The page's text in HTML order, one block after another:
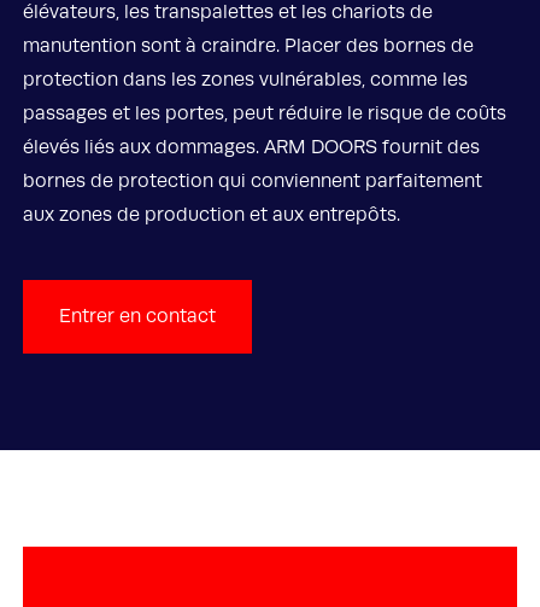
élévateurs, les transpalettes et les chariots de
manutention sont à craindre. Placer des bornes de
protection dans les zones vulnérables, comme les
passages et les portes, peut réduire le risque de coûts
élevés liés aux dommages. ARM DOORS fournit des
bornes de protection qui conviennent parfaitement
aux zones de production et aux entrepôts.
Entrer en contact